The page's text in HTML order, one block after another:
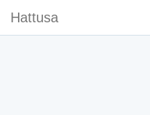
Hattusa